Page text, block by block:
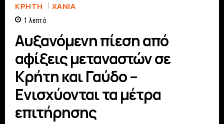
ΚΡΗΤΗ ΧΑΝΙΆ
1 λεπτό
Αυξανόμενη πίεση από
αφίξεις μεταναστών σε
Κρήτη και Γαύδο –
Ενισχύονται τα μέτρα
επιτήρησης